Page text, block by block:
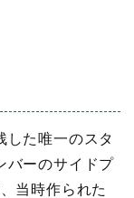
た唯一のスタ
バーのサイドプ
当時作られた